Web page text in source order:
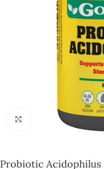
Click to enlarge
Probiotic Acidophilus